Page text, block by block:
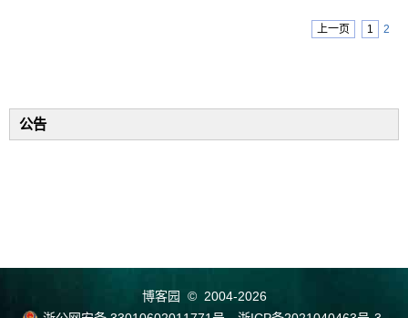
上一页 1 2
公告
博客园
© 2004-2026